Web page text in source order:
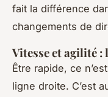
fait la différence
changements de
Vitesse et agilité :
Être rapide, ce
ligne droite. C’est